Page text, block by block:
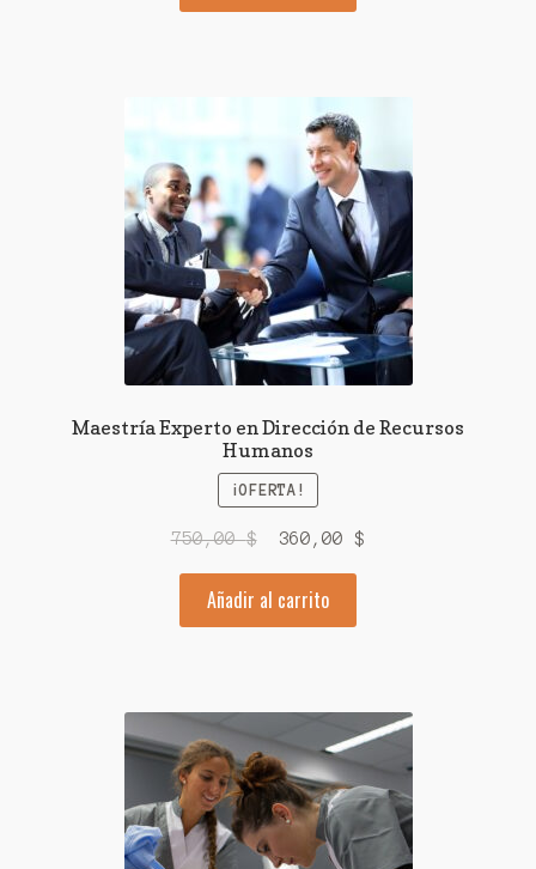
era:
Maestría Experto en Dirección de Recursos
Humanos
¡OFERTA!
750,00$
El
original
era:
360,00$
Añadir al carrito